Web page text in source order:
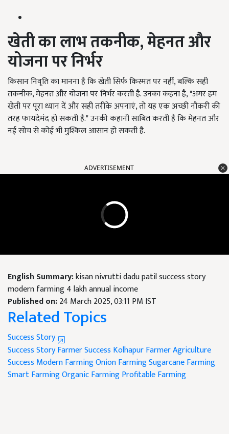
खेती का लाभ तकनीक,मेहनत और
योजना पर निर्भर
किसान निवृति का मानना है कि खेती सिर्फ किस्मत पर नहीं, बल्कि सही
तकनीक, मेहनत और योजना पर निर्भर करती है. उनका कहना है, "अगर हम
खेती पर पूरा ध्यान दें और सही तरीके अपनाएं, तो यह एक अच्छी नौकरी की
तरह फायदेमंद हो सकती है." उनकी कहानी साबित करती है कि मेहनत और
नई सोच से कोई भी मुश्किल आसान हो सकती है.
ADVERTISEMENT
English Summary:kisan nivrutti dadu patil success story
modern farming 4 lakh annual income
Published on:24 March 2025, 03:11 PM IST
Related Topics
Success Story
Success StoryFarmer Success Kolhapur FarmerAgriculture
Success Modern FarmingOnion FarmingSugarcane Farming
Smart FarmingOrganic FarmingProfitable Farming